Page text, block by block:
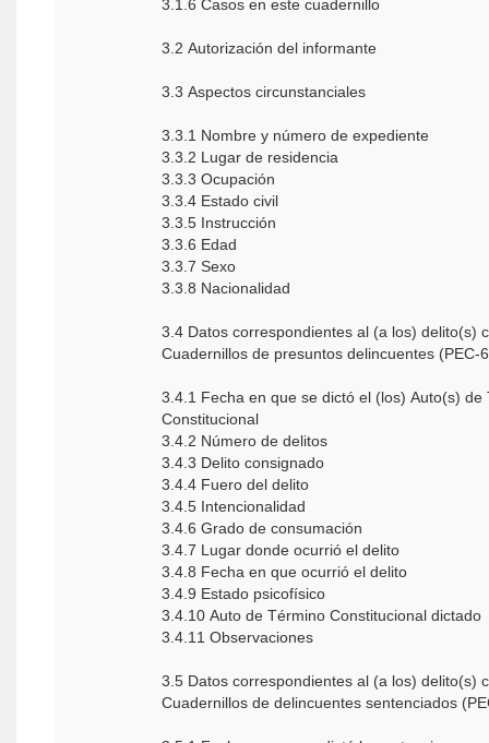
3.1.6 Casos en este cuadernillo
3.2 Autorización del informante
3.3 Aspectos circunstanciales
3.3.1 Nombre y número de expediente
3.3.2 Lugar de residencia
3.3.3 Ocupación
3.3.4 Estado civil
3.3.5 Instrucción
3.3.6 Edad
3.3.7 Sexo
3.3.8 Nacionalidad
3.4 Datos correspondientes al (a los) delito(s)
Cuadernillos de presuntos delincuentes (PEC-
3.4.1 Fecha en que se dictó el (los) Auto(s) de
Constitucional
3.4.2 Número de delitos
3.4.3 Delito consignado
3.4.4 Fuero del delito
3.4.5 Intencionalidad
3.4.6 Grado de consumación
3.4.7 Lugar donde ocurrió el delito
3.4.8 Fecha en que ocurrió el delito
3.4.9 Estado psicofísico
3.4.10 Auto de Término Constitucional dictado
3.4.11 Observaciones
3.5 Datos correspondientes al (a los) delito(s)
Cuadernillos de delincuentes sentenciados